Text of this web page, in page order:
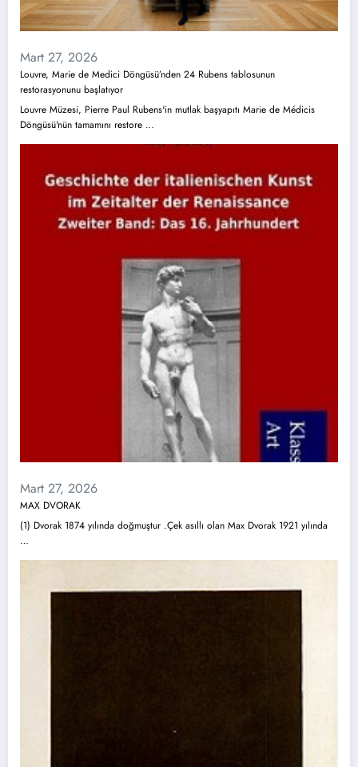
Mart 27, 2026
Louvre, Marie de Medici Döngüsü’nden 24 Rubens tablosunun
restorasyonunu başlatıyor
Louvre Müzesi, Pierre Paul Rubens'in mutlak başyapıtı Marie de Médicis
Döngüsü'nün tamamını restore …
Mart 27, 2026
MAX DVORAK
(1) Dvorak 1874 yılında doğmuştur .Çek asıllı olan Max Dvorak 1921 yılında
…